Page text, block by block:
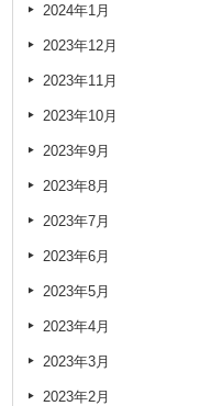
2024年1月
2023年12月
2023年11月
2023年10月
2023年9月
2023年8月
2023年7月
2023年6月
2023年5月
2023年4月
2023年3月
2023年2月